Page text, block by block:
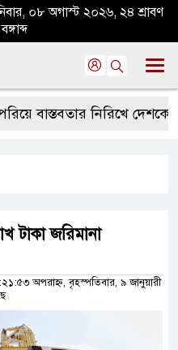
০৮ অগাস্ট ২০২৬, ২৪ শ্রাবণ
বাস্তবতার নিরিখে দেশকে
টাকা জরিমানা
অপরাহ্ন, বৃহস্পতিবার, ৯ জানুয়ারী